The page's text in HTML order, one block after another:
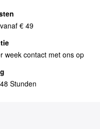
€ 49
week contact met ons op
Stunden